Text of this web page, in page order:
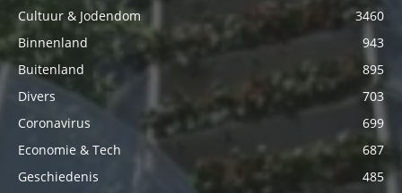
Cultuur & Jodendom
3460
Binnenland
943
Buitenland
895
Divers
703
Coronavirus
699
Economie & Tech
687
Geschiedenis
485